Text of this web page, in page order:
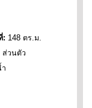
: 148 ตร.ม.
ส่วนตัว